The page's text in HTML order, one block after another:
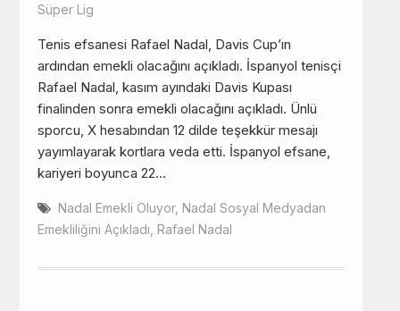
Süper Lig
Tenis efsanesi Rafael Nadal, Davis Cup’ın
ardından emekli olacağını açıkladı. İspanyol tenisçi
Rafael Nadal, kasım ayındaki Davis Kupası
finalinden sonra emekli olacağını açıkladı. Ünlü
sporcu, X hesabından 12 dilde teşekkür mesajı
yayımlayarak kortlara veda etti. İspanyol efsane,
kariyeri boyunca 22…
Nadal Emekli Oluyor, Nadal Sosyal Medyadan
Emekliliğini Açıkladı Rafael Nadal